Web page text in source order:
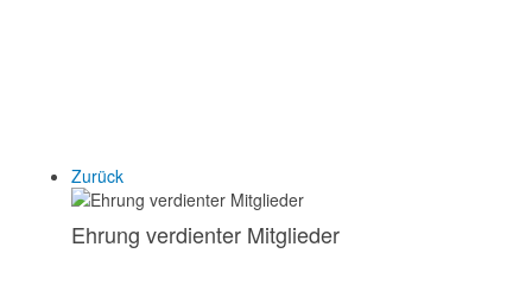
Zurück
Ehrung verdienter Mitglieder